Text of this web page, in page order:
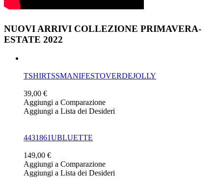
NUOVI ARRIVI COLLEZIONE PRIMAVERA-
ESTATE 2022
TSHIRTSSMANIFESTOVERDEJOLLY
39,00 €
Aggiungi a Comparazione
Aggiungi a Lista dei Desideri
4431861UBLUETTE
149,00 €
Aggiungi a Comparazione
Aggiungi a Lista dei Desideri